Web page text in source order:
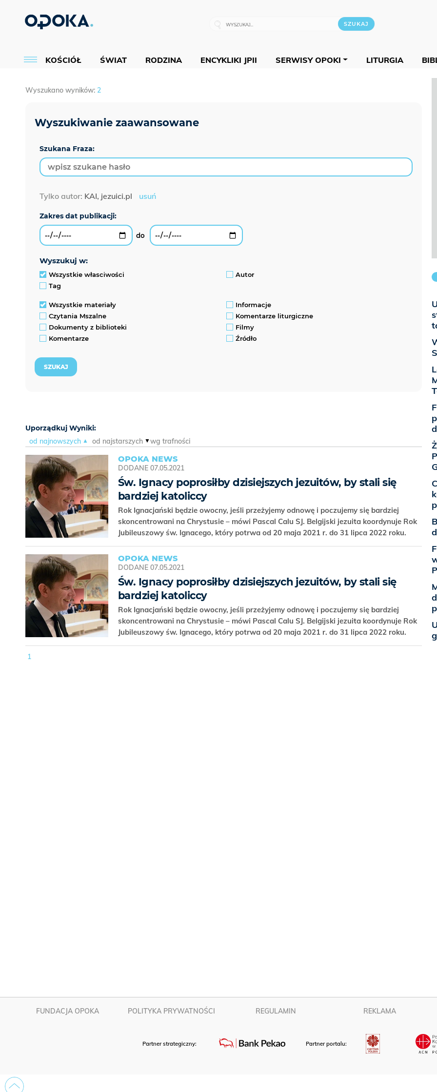
KOŚCIÓŁ ŚWIAT RODZINA ENCYKLIKI JPII SERWISY OPOKI LITURGIA
Wyszukano wyników: 2
Szukana Fraza:
Tylko autor: KAI, jezuici.pl usuń
wyszukuj w:
Wszystkie własciwości
Autor
Tag
Wszystkie materiały
Informacje
Czytania Mszalne
Komentarze liturgiczne
Dokumenty z biblioteki
Filmy
Komentarze
Źródło
Uporządkuj Wyniki:
od najnowszych
od najstarszych wg trafności
OPOKA NEWS
DODANE 07.05.2021
Św. Ignacy poprosiłby dzisiejszych jezuitów, by stali się
bardziej katoliccy
Rok Ignacjański będzie owocny, jeśli przeżyjemy odnowę i poczujemy się bardziej
skoncentrowani na Chrystusie – mówi Pascal Calu SJ. Belgijski jezuita koordynuje Rok
Jubileuszowy św. Ignacego, który potrwa od 20 maja 2021 r. do 31 lipca 2022 roku.
OPOKA NEWS
DODANE 07.05.2021
Św. Ignacy poprosiłby dzisiejszych jezuitów, by stali się
bardziej katoliccy
Rok Ignacjański będzie owocny, jeśli przeżyjemy odnowę i poczujemy się bardziej
skoncentrowani na Chrystusie – mówi Pascal Calu SJ. Belgijski jezuita koordynuje Rok
Jubileuszowy św. Ignacego, który potrwa od 20 maja 2021 r. do 31 lipca 2022 roku.
1
FUNDACJA OPOKA POLITYKA PRYWATNOŚCI REGULAMIN REKLAMA
Partner strategiczny: Partner portalu: